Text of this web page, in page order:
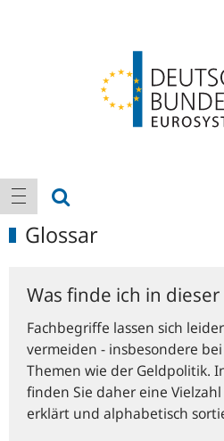
Hauptnavigation
Navigation anzeigen
Glossar
Was finde ich in dieser
Fachbegriffe lassen sich
vermeiden - insbesondere
Themen wie der Geldpolitik.
finden Sie daher eine
erklärt und alphabetisch